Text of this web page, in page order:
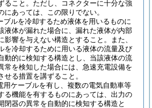
ること。 ただし、コネクターに十分な強
にあっては、この限りでない。
ブルを冷却するため液体を用いるものに
液体が漏れた場合に、漏れた液体が内部
影響を与えない構造とすること。
また、
を冷却するために用いる液体の流量及び
動的に検知する構造とし、当該液体の流
常を検知した場合には、急速充電設備を
せる措置を講ずること。
用ケーブルを有し、複数の電気自動車等
る機能を有するものにあっては、出力の
閉器の異常を自動的に検知する構造と